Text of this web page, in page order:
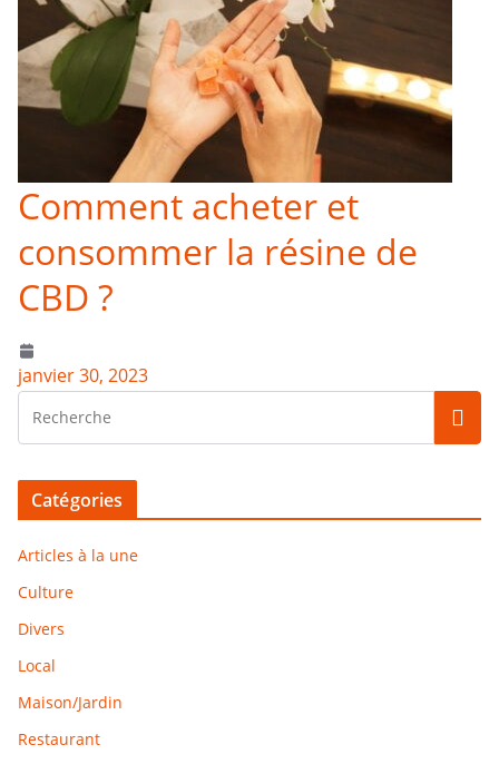
Comment acheter et
consommer la résine de
CBD ?
janvier 30, 2023
Catégories
Articles à la une
Culture
Divers
Local
Maison/Jardin
Restaurant